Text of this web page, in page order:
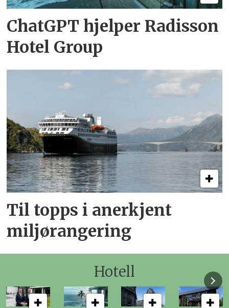
ChatGPT hjelper Radisson
Hotel Group
Til topps i anerkjent
miljørangering
Hotell